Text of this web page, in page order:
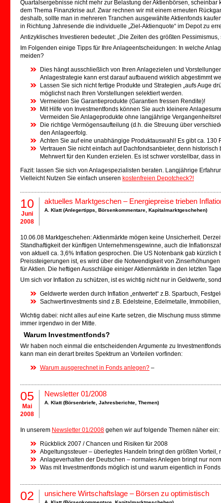
Quartalsergebnisse nicht mehr zur Belastung der Aktienbörsen, scheinbar
dem Thema Finanzkrise auf. Zwar rechnen wir mit einem erneuten
deshalb, sollte man in mehreren Tranchen ausgewählte Aktienfonds
in Richtung Jahresende die individuelle „Ziel-Aktienquote“ im Depot zu
Antizyklisches Investieren bedeutet: „Die Zeiten des größten
Im Folgenden einige Tipps für Ihre Anlageentscheidungen: In welche
meiden?
Dies hängt ausschließlich von Ihren Anlagezielen und
Anlagestrategie kann erst darauf aufbauend wirklich abgestimmt
Lassen Sie sich nicht fertige Produkte und Strategien „aufs Auge
möglichst nach Ihren Vorstellungen selektiert werden.
Vermeiden Sie Garantieprodukte (Garantien fressen Rendite)!
Mit Hilfe von Investmentfonds können Sie auch kleinere
Vermeiden Sie Anlageprodukte ohne langjährige
Die richtige Vermögensaufteilung (d.h. die Streuung über
den Anlageerfolg.
Achten Sie auf eine unabhängige Produktauswahl! Es gibt ca. 130
Vertrauen Sie nicht einfach auf Dachfondsanbieter, denn
Mehrwert für den Kunden erzielen. Es ist schwer vorstellbar, dass
Fazit: lassen Sie sich von Anlagespezialisten beraten. Langjährige
Vielleicht Nutzen Sie einfach unseren kostenfreien Depotcheck?!
10
Juni
2008
aktuelles Marktgeschen – Energiepreise trieben
A. Klatt (Anlegertipps Börsenkommentare Kapitalmarktgeschehen)
10.06.08 Marktgeschehen: Aktienmärkte mögen keine Unsicherheit.
Standhaftigkeit der künftigen Unternehmensgewinne, auch die
von aktuell ca. 3,6% Inflation gesprochen. Die US Notenbank gab
Preissteigerungen ist, es wird über die Notwendigkeit von
für Aktien. Die heftigen Ausschläge einiger Aktienmärkte in den letzten
Um sich vor Inflation zu schützen, ist es wichtig nicht nur in Geldwerte,
Geldwerte werden durch Inflation „entwertet“ z.B. Sparbuch,
Sachwertinvestments sind z.B. Edelsteine, Edelmetalle,
Wichtig dabei: nicht alles auf eine Karte setzen, die Mischung muss
immer irgendwo in der Mitte.
Warum Investmentfonds?
Wir haben noch einmal die entscheidenden Argumente zu
kann man ein derart breites Spektrum an Vorteilen vorfinden:
Warum ausgerechnet in Fonds anlegen? –
05
Mai
2008
Newsletter 01/2008
A. Klatt (Börsenbriefe Jahresberichte Themen)
In unserem Newsletter 01/2008 gehen wir auf folgende Themen näher ein:
Rückblick 2007 / Chancen und Risiken für 2008
Abgeltungssteuer – überlegtes Handeln bringt den größten Vorteil,
Anlageverhalten der Deutschen – normales Anlegen bringt nur
Was mit Investmentfonds möglich ist und warum eigentlich in
02 unsichere Wirtschaftslage – Börsen zu optimistisch